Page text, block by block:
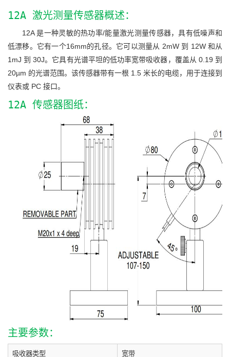
12A 激光测量传感器概述：
12A 是一种灵敏的热功率/能量激光测量传感器，具有低噪声和
低漂移。它有一个16mm的孔径。它可以测量从 2mW 到 12W 和从
1mJ 到 30J。它具有光谱平坦的低功率宽带吸收器，覆盖从 0.19 到
20µm 的光谱范围。该传感器带有一根 1.5 米长的电缆，用于连接到
仪表或 PC 接口。
12A 传感器图纸：
主要参数：
吸收器类型 宽带